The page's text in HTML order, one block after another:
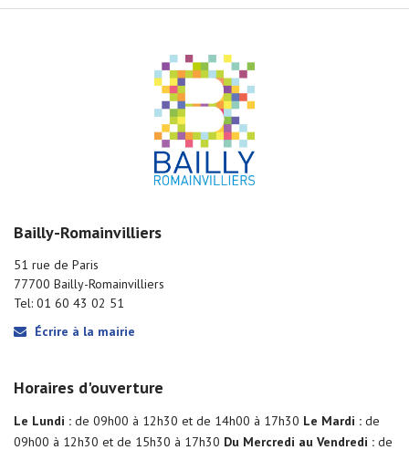
Bailly-Romainvilliers
51 rue de Paris
77700 Bailly-Romainvilliers
Tel: 01 60 43 02 51
Écrire à la mairie
Horaires d'ouverture
Le Lundi : de 09h00 à 12h30 et de 14h00 à 17h30 Le Mardi : de
09h00 à 12h30 et de 15h30 à 17h30 Du Mercredi au Vendredi : de